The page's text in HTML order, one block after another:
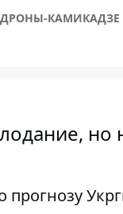
ДРОНЫ-КАМИКАДЗЕ
но
прогнозу